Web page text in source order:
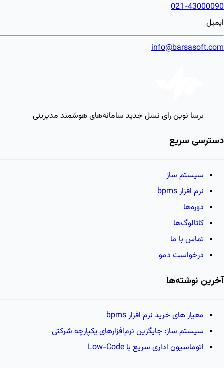
021-43000090
ایمیل
info@barsasoft.com
برسا نوین رای نسل جدید سامانه‌های هوشمند مدیریتی
دسترسی سریع
سیستم ساز
نرم افزار bpms
دوره‌ها
کاتالوگ‌ها
تماس با ما
درخواست دمو
آخرین نوشته‌ها
معیار های خرید نرم افزار bpms
سیستم ساز: جایگزین نرم‌افزارهای یکپارچه شرکتی
اتوماسیون اداری سریع با Low-Code